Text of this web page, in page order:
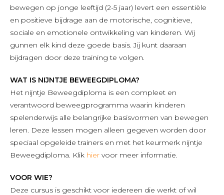
bewegen op jonge leeftijd (2-5 jaar) levert een essentiële
en positieve bijdrage aan de motorische, cognitieve,
sociale en emotionele ontwikkeling van kinderen. Wij
gunnen elk kind deze goede basis. Jij kunt daaraan
bijdragen door deze training te volgen.
WAT IS NIJNTJE BEWEEGDIPLOMA?
Het nijntje Beweegdiploma is een compleet en
verantwoord beweegprogramma waarin kinderen
spelenderwijs alle belangrijke basisvormen van bewegen
leren. Deze lessen mogen alleen gegeven worden door
speciaal opgeleide trainers en met het keurmerk nijntje
Beweegdiploma. Klik hier voor meer informatie.
VOOR WIE?
Deze cursus is geschikt voor iedereen die werkt of wil